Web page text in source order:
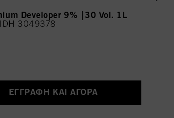
Developer 9% |30 Vol. 1L
IDH 3049378
ΕΓΓΡΑΦΉ ΚΑΙ ΑΓΟΡΆ